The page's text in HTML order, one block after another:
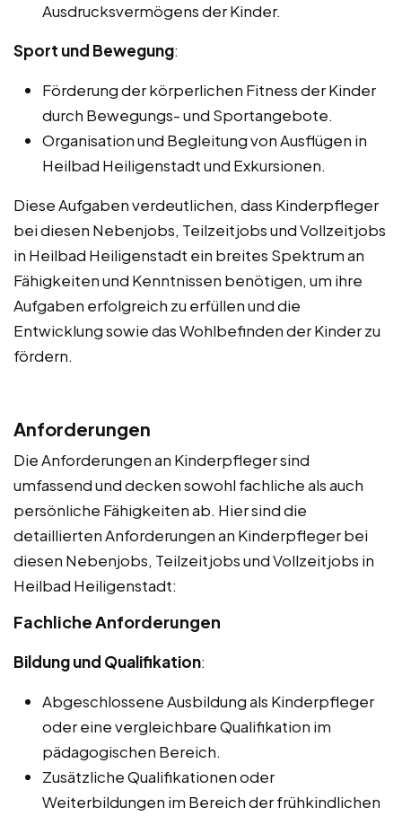
Ausdrucksvermögens der Kinder.
Sport und Bewegung:
Förderung der körperlichen Fitness der Kinder
durch Bewegungs- und Sportangebote.
Organisation und Begleitung von Ausflügen in
Heilbad Heiligenstadt und Exkursionen.
Diese Aufgaben verdeutlichen, dass Kinderpfleger
bei diesen Nebenjobs, Teilzeitjobs und Vollzeitjobs
in Heilbad Heiligenstadt ein breites Spektrum an
Fähigkeiten und Kenntnissen benötigen, um ihre
Aufgaben erfolgreich zu erfüllen und die
Entwicklung sowie das Wohlbefinden der Kinder zu
fördern.
Anforderungen
Die Anforderungen an Kinderpfleger sind
umfassend und decken sowohl fachliche als auch
persönliche Fähigkeiten ab. Hier sind die
detaillierten Anforderungen an Kinderpfleger bei
diesen Nebenjobs, Teilzeitjobs und Vollzeitjobs in
Heilbad Heiligenstadt:
Fachliche Anforderungen
Bildung und Qualifikation:
Abgeschlossene Ausbildung als Kinderpfleger
oder eine vergleichbare Qualifikation im
pädagogischen Bereich.
Zusätzliche Qualifikationen oder
Weiterbildungen im Bereich der frühkindlichen